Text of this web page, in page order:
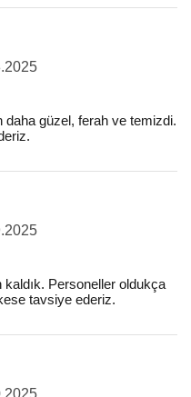
daha güzel, ferah ve temizdi.
kaldık. Personeller oldukça
tavsiye ederiz.